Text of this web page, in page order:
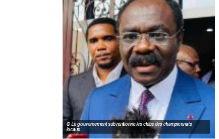
© Le gouvernement subventionne les clubs des championnats
locaux